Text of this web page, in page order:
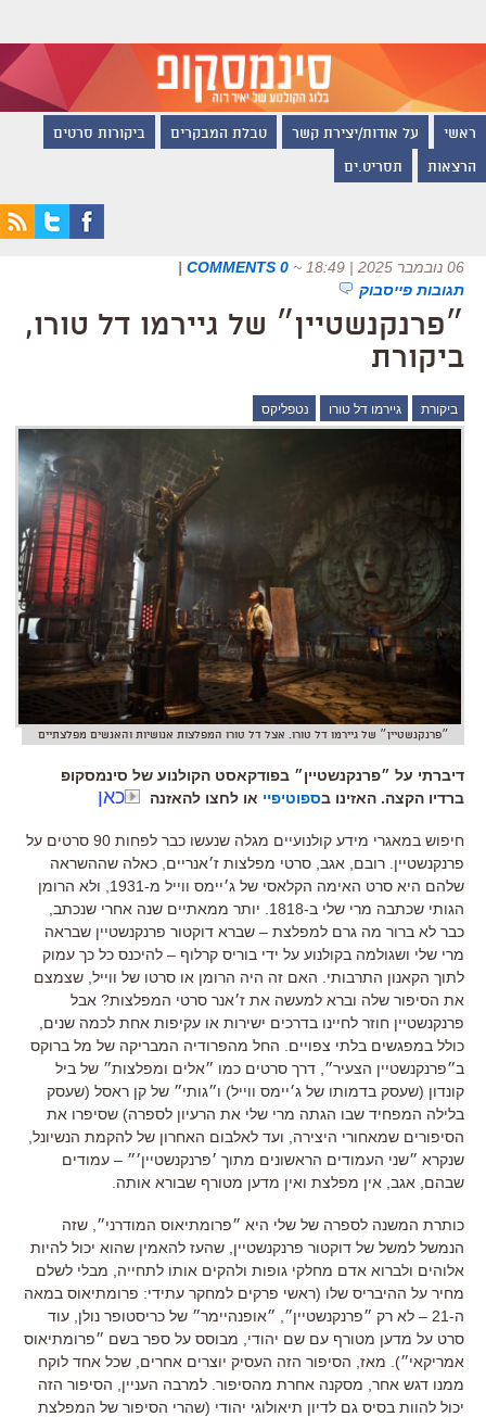
ראשי על אודות/יצירת קשר טבלת המבקרים ביקורות סרטים
הרצאות תסריט.ים
06 נובמבר 2025 | 18:49 ~
0 COMMENTS
|
תגובות פייסבוק
״פרנקנשטיין״ של גיירמו דל טורו,
ביקורת
ביקורת גיירמו דל טורו נטפליקס
״פרנקנשטיין״ של גיירמו דל טורו. אצל דל טורו המפלצות אנושיות והאנשים מפלצתיים
דיברתי על ״פרנקנשטיין״ בפודקאסט הקולנוע של סינמסקופ
ברדיו הקצה. האזינו בספוטיפיי או לחצו להאזנה כאן
חיפוש במאגרי מידע קולנועיים מגלה שנעשו כבר לפחות 90 סרטים על
פרנקנשטיין רובם אגב סרטי מפלצות ז׳אנריים כאלה שההשראה
שלהם היא סרט האימה הקלאסי של ג׳יימס ווייל מ-1931,
ולא הרומן
הגותי שכתבה מרי שלי ב-1818. יותר ממאתיים שנה אחרי שנכתב
כבר לא ברור מה גרם למפלצת – שברא דוקטור פרנקנשטיין שבראה
מרי שלי ושגולמה בקולנוע על ידי בוריס קרלוף – להיכנס כל כך עמוק
לתוך הקאנון התרבותי
האם זה היה הרומן או סרטו של ווייל שצמצם
את הסיפור שלה וברא למעשה את ז׳אנר סרטי המפלצות? אבל
פרנקנשטיין חוזר לחיינו בדרכים ישירות או עקיפות אחת לכמה שנים
כולל במפגשים בלתי צפויים
החל מהפרודיה המבריקה של מל ברוקס
ב״פרנקנשטיין הצעיר״ דרך סרטים כמו ״אלים ומפלצות״ של ביל
קונדון (שעסק בדמותו של ג׳יימס ווייל) ו״גותי״ של קן ראסל (שעסק
בלילה המפחיד שבו הגתה מרי שלי את הרעיון לספרה) שסיפרו את
הסיפורים שמאחורי היצירה
ועד לאלבום האחרון של להקמת הנשיונל
שנקרא ״שני העמודים הראשונים מתוך ׳פרנקנשטיין׳״ – עמודים
שבהם
אגב אין מפלצת ואין מדען מטורף שבורא אותה
כותרת המשנה לספרה של שלי היא ״פרומתיאוס המודרני״ שזה
הנמשל למשל של דוקטור פרנקנשטיין שהעז להאמין שהוא יכול להיות
אלוהים ולברוא אדם מחלקי גופות ולהקים אותו לתחייה
מבלי לשלם
מחיר על ההיבריס שלו (ראשי פרקים למחקר עתידי: פרומתיאוס במאה
ה-21 – לא רק ״פרנקנשטיין״, ״אופנהיימר״ של כריסטופר נולן, עוד
סרט על מדען מטורף עם שם יהודי, מבוסס על ספר בשם ״פרומתיאוס
אמריקאי״)
מאז, הסיפור הזה העסיק יוצרים אחרים שכל אחד לוקח
ממנו דגש אחר מסקנה אחרת מהסיפור למרבה העניין
הסיפור הזה
יכול להוות בסיס גם לדיון תיאולוגי יהודי (שהרי הסיפור של המפלצת